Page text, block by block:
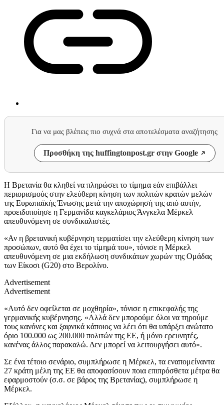
Για να μας βλέπεις πιο συχνά στα αποτελέσματα αναζήτησης
Προσθήκη της huffingtonpost.gr στην Google
Η Βρετανία θα κληθεί να πληρώσει το τίμημα εάν επιβάλλει
περιορισμούς στην ελεύθερη κίνηση των πολιτών κρατών μελών
της Ευρωπαϊκής Ένωσης μετά την αποχώρησή της από αυτήν,
προειδοποίησε η Γερμανίδα καγκελάριος Άνγκελα Μέρκελ
απευθυνόμενη σε συνδικαλιστές.
«Αν η βρετανική κυβέρνηση τερματίσει την ελεύθερη κίνηση των
προσώπων, αυτό θα έχει το τίμημά του», τόνισε η Μέρκελ
απευθυνόμενη σε μια εκδήλωση συνδικάτων χωρών της Ομάδας
των Είκοσι (G20) στο Βερολίνο.
Advertisement
Advertisement
«Αυτό δεν οφείλεται σε μοχθηρία», τόνισε η επικεφαλής της
γερμανικής κυβέρνησης. «Αλλά δεν μπορούμε όλοι να τηρούμε
τους κανόνες και ξαφνικά κάποιος να λέει ότι θα υπάρξει ανώτατο
όριο 100.000 ως 200.000 πολιτών της ΕΕ, ή μόνο ερευνητές,
κανένας άλλος παρακαλώ. Δεν μπορεί να λειτουργήσει αυτό».
Σε ένα τέτοιο σενάριο, συμπλήρωσε η Μέρκελ, τα εναπομείναντα
27 κράτη μέλη της ΕΕ θα αποφασίσουν ποια επιπρόσθετα μέτρα θα
εφαρμοστούν (σ.σ. σε βάρος της Βρετανίας), συμπλήρωσε η
Μέρκελ.